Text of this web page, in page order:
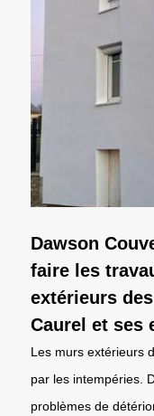
Dawson
faire les
extérieurs
Caurel et ses
Les murs extérieurs
par les intempéries.
problèmes de